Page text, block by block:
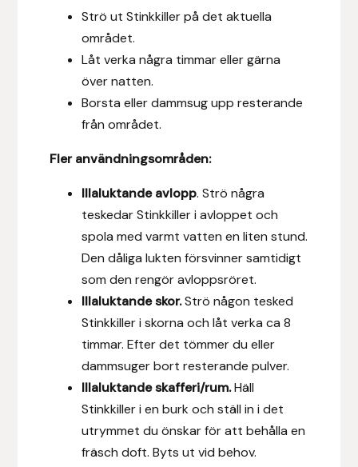
Strö ut Stinkkiller på det aktuella
området.
Låt verka några timmar eller gärna
över natten.
Borsta eller dammsug upp resterande
från området.
Fler användningsområden:
Illaluktande avlopp. Strö några
teskedar Stinkkiller i avloppet och
spola med varmt vatten en liten stund.
Den dåliga lukten försvinner samtidigt
som den rengör avloppsröret.
Illaluktande skor.Strö någon tesked
Stinkkiller i skorna och låt verka ca 8
timmar. Efter det tömmer du eller
dammsuger bort resterande pulver.
Illaluktande skafferi/rum.Häll
Stinkkiller i en burk och ställ in i det
utrymmet du önskar för att behålla en
fräsch doft. Byts ut vid behov.
Globus Sport
Hansbo Sport
Hesta Gallery
Horse Guard
Islandshästspecialisten